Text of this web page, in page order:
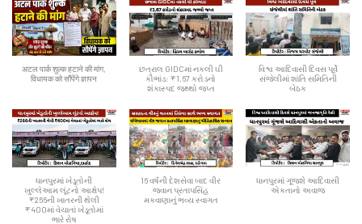
अटल पार्क शुल्क हटाने की मांग,
विधायक को सौंपेंगे ज्ञापन
છત્રાલ GIDCમાં નકલી ઘી
કૌભાંડ: ₹1.67 કરોડનો
શંકાસ્પદ જથ્થો જપ્ત
વિશ્વ આદિવાસી દિવસ પૂર્વે
સંજેલીમાં શાંતિ સમિતિની
બેઠક
ધાનપુરમાં ખેડૂતોની
ખુલ્લેઆમ લૂંટનો આક્ષેપ!
₹266ની ખાતરની થેલી
₹400માં વેચાતાં ખેડૂતોમાં
ભારે રોષ
16 વર્ષની દેશસેવા બાદ વીર
જવાન પ્રતાપસિંહ
મકવાણાનું ભવ્ય સ્વાગત
ધાનપુરમાં ગૂંજશે આદિવાસી
એકતાનો અવાજ